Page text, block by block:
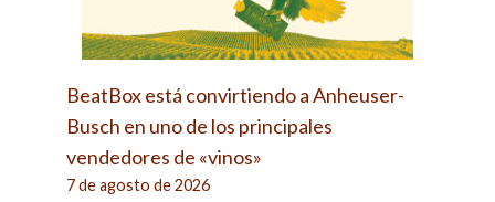
BeatBox está convirtiendo a Anheuser-
Busch en uno de los principales
vendedores de «vinos»
7 de agosto de 2026